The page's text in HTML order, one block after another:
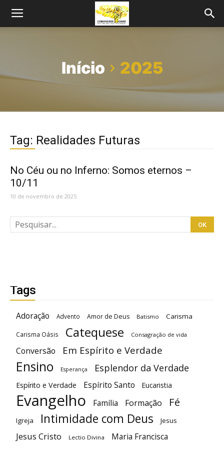
Início 2025
Tag: Realidades Futuras
No Céu ou no Inferno: Somos eternos –
10/11
10 de novembro de 2025
Tags
Adoração Advento Amor de Deus Batismo Carisma
Carisma Oásis Catequese Consagração de vida
Conversão Em Espírito e Verdade
Ensino Esperança Esplendor da Verdade
Espírito e Verdade Espírito Santo Eucaristia
Evangelho Família Formação Fé
Igreja Intimidade com Deus Jesus
Jesus Cristo Lectio Divina Maria Francisca